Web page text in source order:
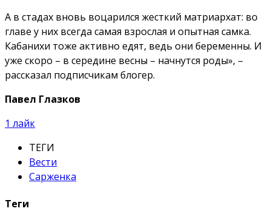
А в стадах вновь воцарился жесткий матриархат: во
главе у них всегда самая взрослая и опытная самка.
Кабанихи тоже активно едят, ведь они беременны. И
уже скоро – в середине весны – начнутся роды», –
рассказал подписчикам блогер.
Павел Глазков
1 лайк
ТЕГИ
Вести
Сарженка
Теги